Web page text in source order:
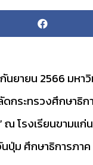
นยายน 2566 มหา
กระทรวงศึกษาธิก
ณ โรงเรียนขามแ
ปุ่ม ศึกษาธิการภาค